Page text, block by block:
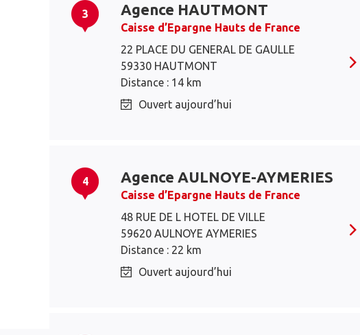
3 Agence HAUTMONT
Caisse d’Epargne Hauts de France
22 PLACE DU GENERAL DE GAULLE
59330 HAUTMONT
Distance : 14 km
Ouvert aujourd’hui
4 Agence AULNOYE-AYMERIES
Caisse d’Epargne Hauts de France
48 RUE DE L HOTEL DE VILLE
59620 AULNOYE AYMERIES
Distance : 22 km
Ouvert aujourd’hui